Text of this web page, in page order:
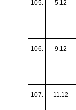
105. 5.12
106. 9.12
107. 11.12